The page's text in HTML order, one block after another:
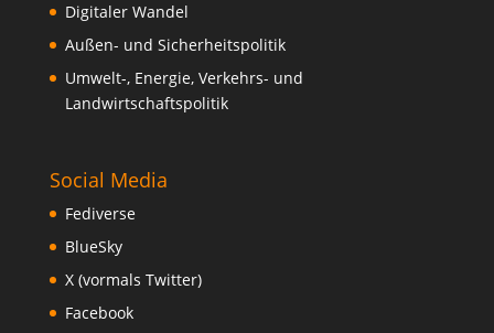
Digitaler Wandel
Außen- und Sicherheitspolitik
Umwelt-, Energie, Verkehrs- und
Landwirtschaftspolitik
Social Media
Fediverse
BlueSky
X (vormals Twitter)
Facebook